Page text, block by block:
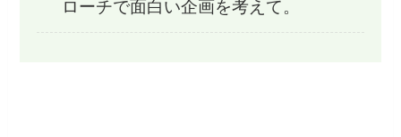
ローチで面白い企画を考えて。